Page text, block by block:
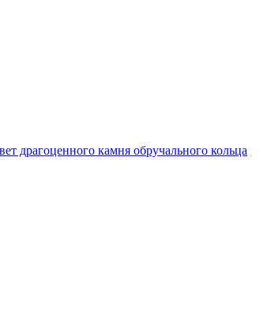
драгоценного камня обручального кольца